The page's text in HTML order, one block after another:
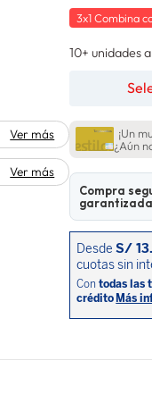
Ver más
Ver más
3x1 Combina
10+ unidades
¡Un
¿Aún
Compra